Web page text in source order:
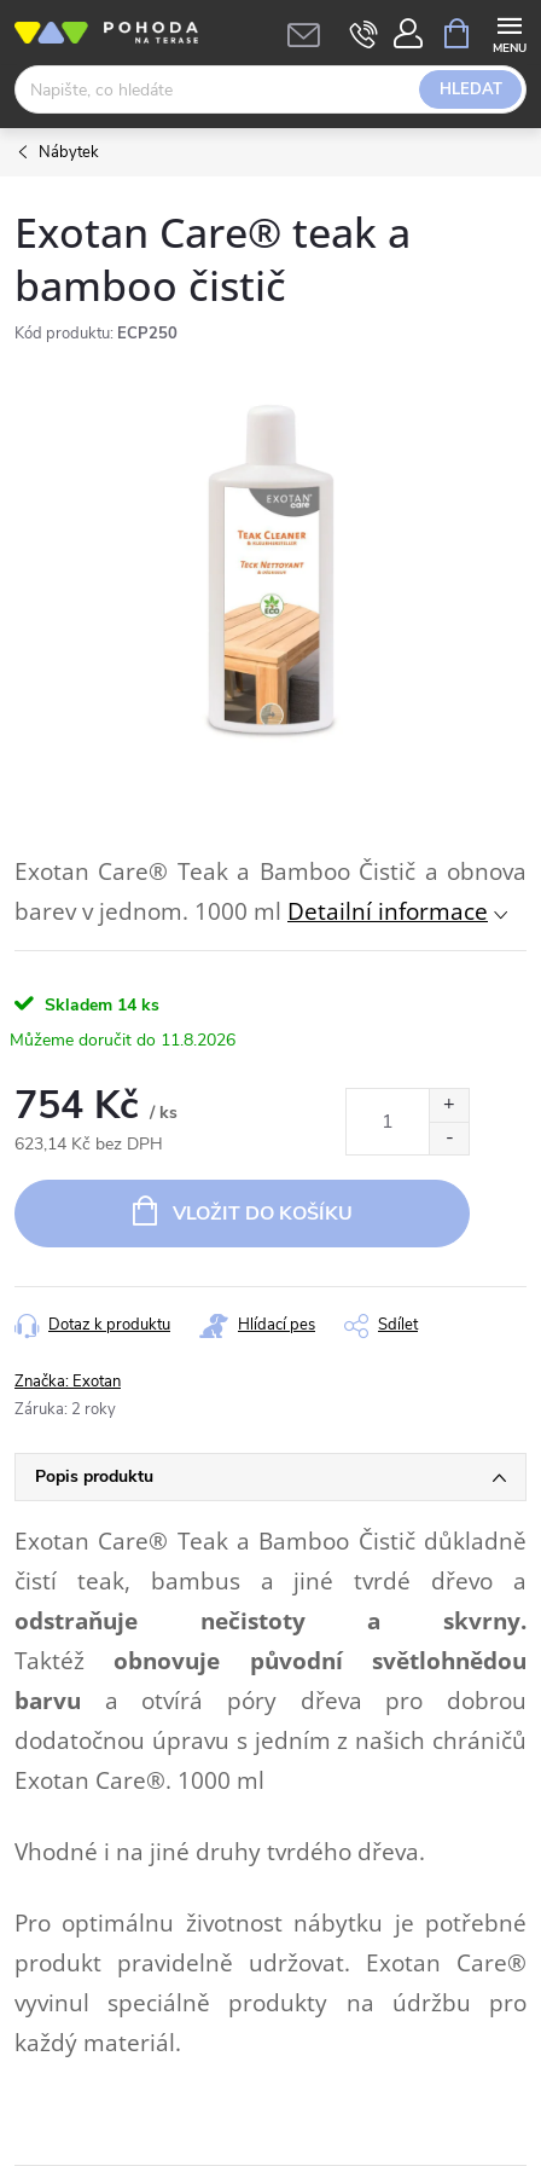
obsah
HLEDAT
NÁKUPNÍ
KOŠÍK
Nábytek
Exotan Care® teak a
bamboo čistič
Kód produktu: ECP250
Exotan Care® Teak a Bamboo Čistič a obnova
barev v jednom. 1000 ml Detailní informace
Skladem 14 ks
11.8.2026
754 Kč / ks
623,14 Kč bez DPH
cena:
VLOŽIT DO KOŠÍKU
Dotaz k produktu Hlídací pes Sdílet
Značka: Exotan
Záruka: 2 roky
Popis produktu
Exotan Care® Teak a Bamboo Čistič důkladně
čistí teak, bambus a jiné tvrdé dřevo a
odstraňuje nečistoty a skvrny.
Taktéž obnovuje původní světlohnědou
barvu a otvírá póry dřeva pro dobrou
dodatočnou úpravu s jedním z našich chráničů
Exotan Care®. 1000 ml
Vhodné i na jiné druhy tvrdého dřeva.
Pro optimálnu životnost nábytku je potřebné
produkt pravidelně udržovat. Exotan Care®
vyvinul speciálně produkty na údržbu pro
každý materiál.